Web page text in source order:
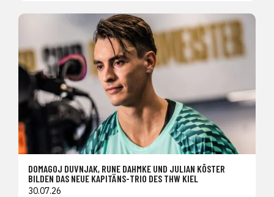
DOMAGOJ DUVNJAK, RUNE DAHMKE UND JULIAN KÖSTER
BILDEN DAS NEUE KAPITÄNS-TRIO DES THW KIEL
30.07.26